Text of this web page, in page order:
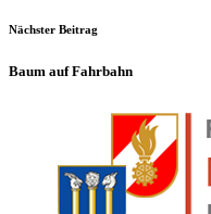
Nächster Beitrag
Baum auf Fahrbahn